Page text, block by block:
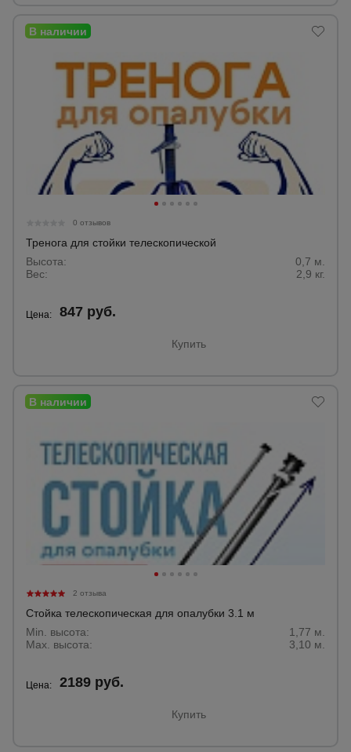
0 отзывов
Тренога для стойки телескопической
Высота:
0,7 м.
Вес:
2,9 кг.
Цена: 847 руб.
Купить
2 отзыва
Стойка телескопическая для опалубки 3.1 м
Min. высота:
1,77 м.
Max. высота:
3,10 м.
Цена: 2189 руб.
Купить
Техника
для
склада
Тачки
строительные
Штукатурные
Тепловые
пушки
Металл и
металлообработка